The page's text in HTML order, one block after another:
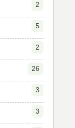
2
5
2
26
3
3